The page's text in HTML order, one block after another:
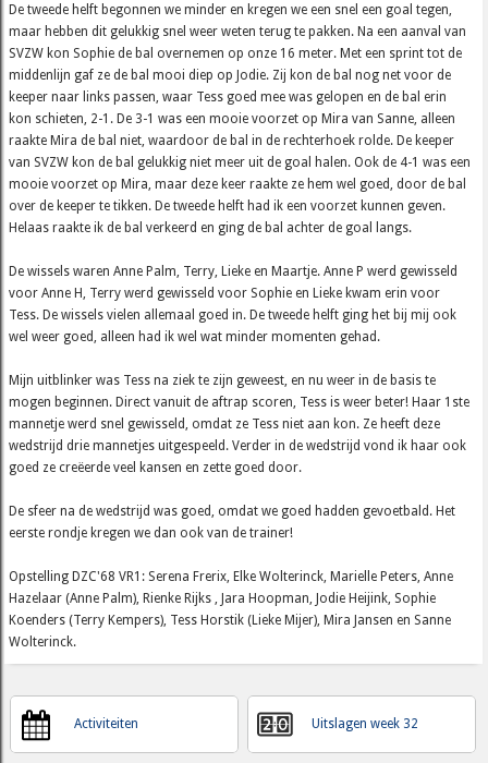
De tweede helft begonnen we minder en kregen we een snel een goal tegen,
maar hebben dit gelukkig snel weer weten terug te pakken. Na een aanval van
SVZW kon Sophie de bal overnemen op onze 16 meter. Met een sprint tot de
middenlijn gaf ze de bal mooi diep op Jodie. Zij kon de bal nog net voor de
keeper naar links passen, waar Tess goed mee was gelopen en de bal erin
kon schieten, 2-1. De 3-1 was een mooie voorzet op Mira van Sanne, alleen
raakte Mira de bal niet, waardoor de bal in de rechterhoek rolde. De keeper
van SVZW kon de bal gelukkig niet meer uit de goal halen. Ook de 4-1 was een
mooie voorzet op Mira, maar deze keer raakte ze hem wel goed, door de bal
over de keeper te tikken. De tweede helft had ik een voorzet kunnen geven.
Helaas raakte ik de bal verkeerd en ging de bal achter de goal langs.
De wissels waren Anne Palm, Terry, Lieke en Maartje. Anne P werd gewisseld
voor Anne H, Terry werd gewisseld voor Sophie en Lieke kwam erin voor
Tess. De wissels vielen allemaal goed in. De tweede helft ging het bij mij ook
wel weer goed, alleen had ik wel wat minder momenten gehad.
Mijn uitblinker was Tess na ziek te zijn geweest, en nu weer in de basis te
mogen beginnen. Direct vanuit de aftrap scoren, Tess is weer beter! Haar 1ste
mannetje werd snel gewisseld, omdat ze Tess niet aan kon. Ze heeft deze
wedstrijd drie mannetjes uitgespeeld. Verder in de wedstrijd vond ik haar ook
goed ze creëerde veel kansen en zette goed door.
De sfeer na de wedstrijd was goed, omdat we goed hadden gevoetbald. Het
eerste rondje kregen we dan ook van de trainer!
Opstelling DZC'68 VR1: Serena Frerix, Elke Wolterinck, Marielle Peters, Anne
Hazelaar (Anne Palm), Rienke Rijks , Jara Hoopman, Jodie Heijink, Sophie
Koenders (Terry Kempers), Tess Horstik (Lieke Mijer), Mira Jansen en Sanne
Wolterinck.
Activiteiten Uitslagen week 32